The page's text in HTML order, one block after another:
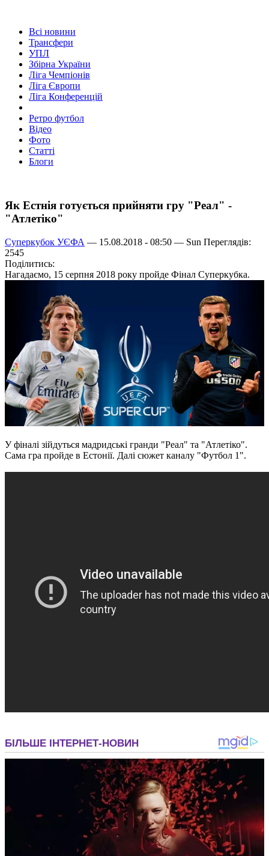
Всі новини
Трансфери
УПЛ
Збірна України
Ліга Чемпіонів
Ліга Європи
Ліга Конференцій
Ретро футбол
Відео
Фото
Статті
Блоги
Як Естнія готується прийняти гру "Реал" -
"Атлетіко"
Суперкубок УЄФА — 15.08.2018 - 08:50 — Sun Переглядів:
2545
Поділитись:
Нагадаємо, 15 серпня 2018 року пройде Фінал Суперкубка.
У фіналі зійдуться мадридські гранди "Реал" та "Атлетіко".
Сама гра пройде в Естонії. Далі сюжет каналу "Футбол 1".